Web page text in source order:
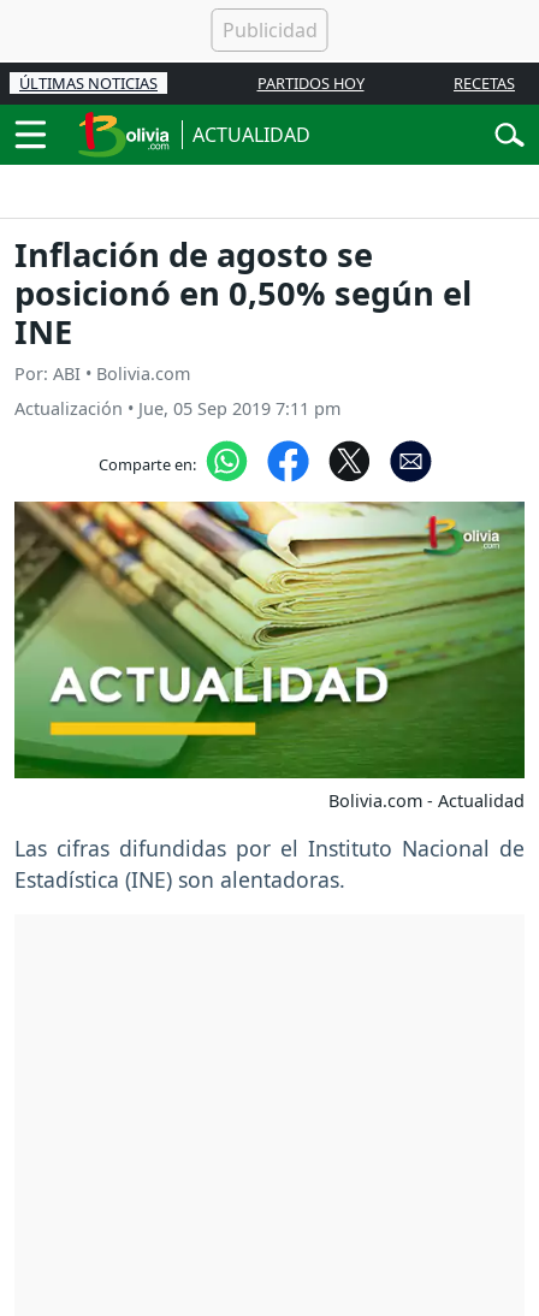
ÚLTIMAS NOTICIAS PARTIDOS HOY RECETAS
ACTUALIDAD
Inflación de agosto se
posicionó en 0,50% según el
INE
Por: ABI • Bolivia.com
Actualización • Jue, 05 Sep 2019 7:11 pm
Comparte en:
Bolivia.com - Actualidad
Las cifras difundidas por el Instituto Nacional de
Estadística (INE) son alentadoras.